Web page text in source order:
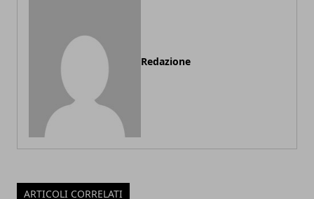
Redazione
ARTICOLI CORRELATI